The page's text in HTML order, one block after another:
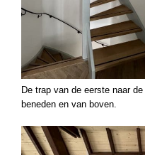
De trap van de eerste naar
beneden en van boven.